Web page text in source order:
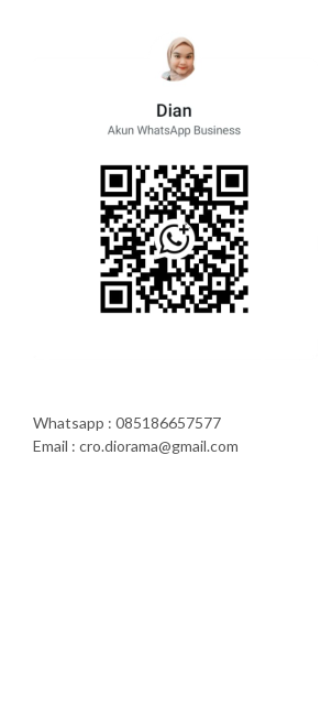
Whatsapp : 085186657577
Email : cro.diorama@gmail.com